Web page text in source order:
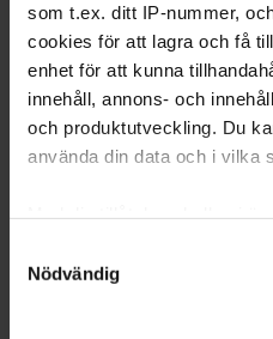
som t.ex. ditt IP-nummer,
cookies för att lagra och få
enhet för att kunna
innehåll, annons- och
och produktutveckling. Du
använda din data och i vilka
som kan ha en
Nödvändig
Nästa steg
Se våra kurser,